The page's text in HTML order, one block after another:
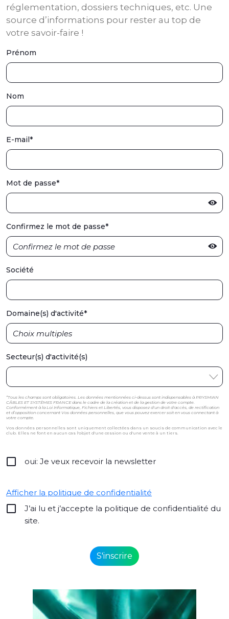
réglementation, dossiers techniques, etc. Une
source d’informations pour rester au top de
votre savoir-faire !
Prénom
Nom
E-mail*
Mot de passe*
Confirmez le mot de passe*
Société
Domaine(s) d'activité*
Secteur(s) d'activité(s)
*Tous les champs sont obligatoires. Les données mentionnées ci-dessus sont indispensables à PRYSMIAN
CÂBLES ET SYSTÈMES FRANCE dans le cadre de la création et de la gestion de votre compte.
Conformément à la Loi Informatique, Fichiers et Libertés, vous disposez d'un droit d'accès, de rectification
et d’opposition concernant Vos données personnelles, que vous pouvez exercer soit en vous connectant à
votre compte.
Vos données personnelles sont uniquement collectées dans un soucis de communication avec le
club. Elles ne font en aucun cas l'objet d'une cession ou d'une vente à un tiers.
oui: Je veux recevoir la newsletter
Afficher la politique de confidentialité
J’ai lu et j’accepte la politique de confidentialité du
site.